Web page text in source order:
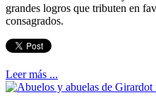
grandes logros que tributen en
consagrados.
Leer más ...